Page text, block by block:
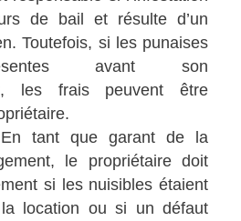
de bail et résulte d’un
Toutefois, si les punaises
avant son
les frais peuvent être
En tant que garant de la
le propriétaire doit
si les nuisibles étaient
location ou si un défaut